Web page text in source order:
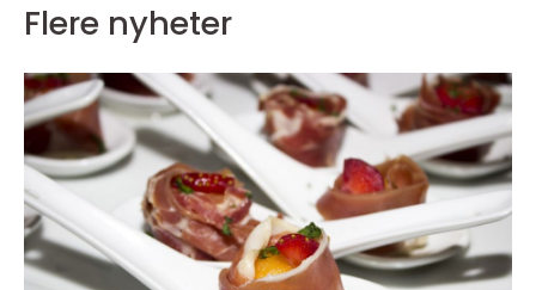
Flere nyheter